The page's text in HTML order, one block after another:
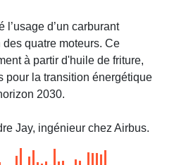
d’un carburant
des quatre moteurs. Ce
à partir d'huile de friture,
pour la transition énergétique
2030.
Jay, ingénieur chez Airbus.